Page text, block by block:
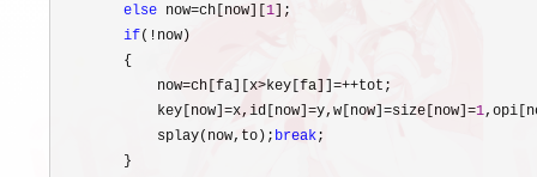
else now=ch[now][ 1 ];
if(! now)
        {
            now
=ch[fa][x>key[fa]]=++tot;
            key[now]
=x,id[now]=y,w[now]=size[now]=1
            splay(now,to);
break;
        }